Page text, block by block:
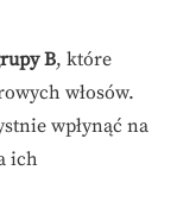
B, które
włosów.
wpłynąć na
ich